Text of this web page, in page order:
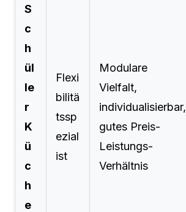
S
c
h
ül
le
r
K
ü
c
h
e
Flexi
bilitä
tssp
ezial
ist
Modulare
Vielfalt,
individualisierbar,
gutes Preis-
Leistungs-
Verhältnis